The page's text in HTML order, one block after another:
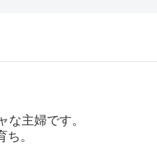
な主婦です。
。